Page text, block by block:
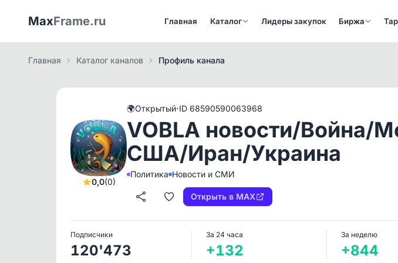
MaxFrame.ru Главная Каталог Лидеры закупок Биржа
Главная Каталог каналов Профиль канала
0,0(0)
🌍Открытый·ID 68590590063968
VOBLA новости/Война/
США/Иран/Украина
Политика Новости и СМИ
Открыть в MAX
Подписчики
120'473
За 24 часа
+132
За неделю
+844